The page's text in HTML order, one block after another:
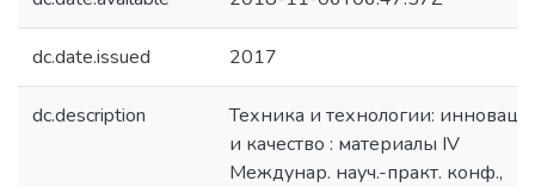
dc.date.issued 2017
dc.description
Техника и технологии:
и качество : материалы IV
Междунар. науч.-практ. конф.,